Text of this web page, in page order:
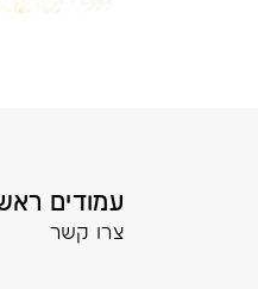
עמודים
צרו קשר